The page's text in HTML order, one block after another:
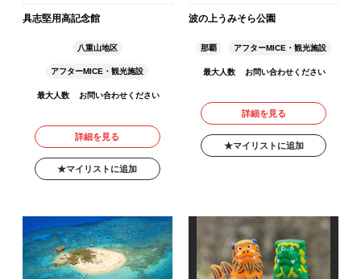
具志堅用高記念館
八重山地区
アフターMICE・観光施設
最大人数 お問い合わせください
詳細を見る
マイリストに追加
波の上うみそら公園
那覇 アフターMICE・観光施設
最大人数 お問い合わせください
詳細を見る
マイリストに追加